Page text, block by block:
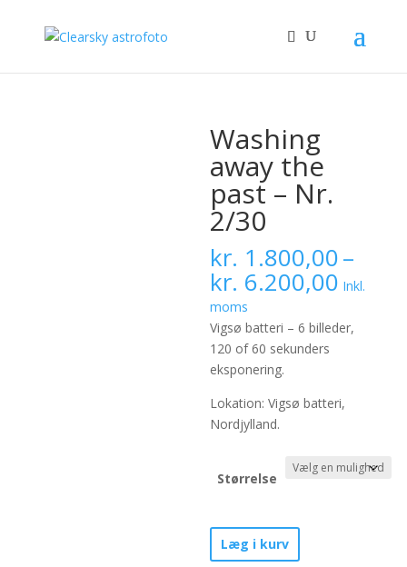
Washing
away the
past – Nr.
2/30
kr. 1.800,00–
kr. 6.200,00
kr.
til
kr.
Inkl.
moms
Vigsø batteri – 6 billeder,
120 of 60 sekunders
eksponering.
Lokation: Vigsø batteri,
Nordjylland.
Størrelse
Washing
away
Læg i kurv